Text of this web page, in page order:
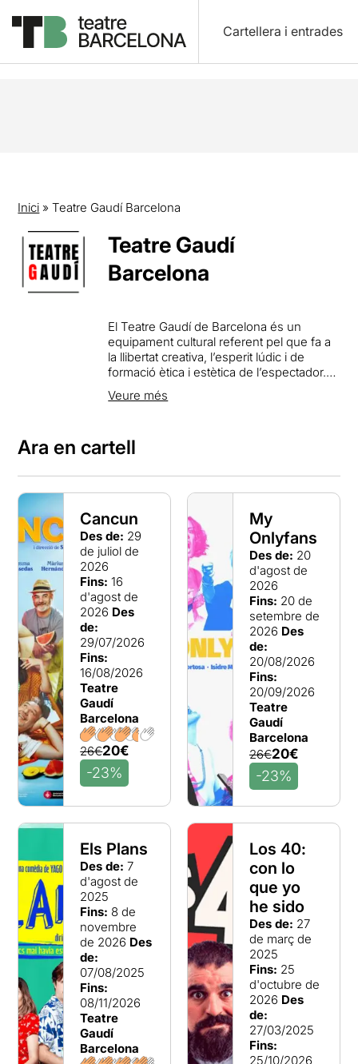
Cartellera i entrades
Inici »Teatre Gaudí Barcelona
Teatre Gaudí
Barcelona
El Teatre Gaudí de Barcelona és un
equipament cultural referent pel que fa a
la llibertat creativa, l’esperit lúdic i de
formació ètica i estètica de l’espectador.
En el nostre espai fomentem la interacció
entre les persones, que aporta
socialització, debat, confrontació i
Veure més
Ara en cartell
Cancun
Des de: 29
de juliol de
2026
Fins: 16
d'agost de
2026 Des
de:
29/07/2026
Fins:
16/08/2026
Teatre
Gaudí
Barcelona
26€20€
-23%
My
Onlyfans
Des de: 20
d'agost de
2026
Fins: 20 de
setembre de
2026 Des
de:
20/08/2026
Fins:
20/09/2026
Teatre
Gaudí
Barcelona
26€20€
-23%
Els Plans
Des de: 7
d'agost de
2025
Fins: 8 de
novembre
de 2026 Des
de:
07/08/2025
Fins:
08/11/2026
Teatre
Gaudí
Barcelona
Los 40:
con lo
que yo
he sido
Des de: 27
de març de
2025
Fins: 25
d'octubre de
2026 Des
de:
27/03/2025
Fins:
25/10/2026